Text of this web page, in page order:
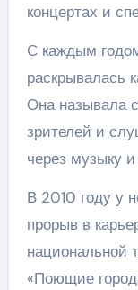
концертах и
С каждым
раскрывалась
Она называла
зрителей и
через музыку и
В 2010 году у
прорыв в
национальной
«Поющие